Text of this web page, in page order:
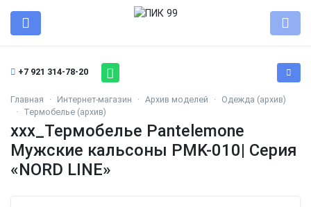
+7 921 314-78-20
Главная Интернет-магазин Архив моделей
Одежда (архив)
Термобелье (архив)
ххх_Термобелье Pantelemone
Мужские кальсоны PMK-010| Серия
«NORD LINE»